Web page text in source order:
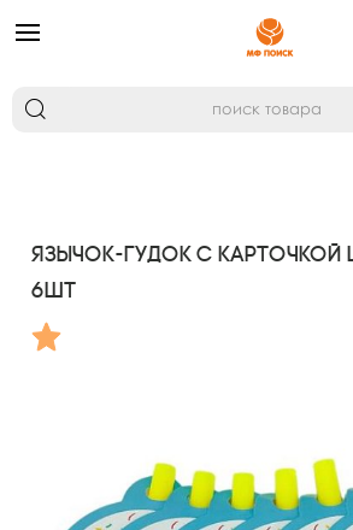
Язычок-гудок с карточкой
6шт